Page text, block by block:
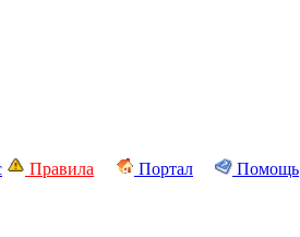
Правила Портал Помощь